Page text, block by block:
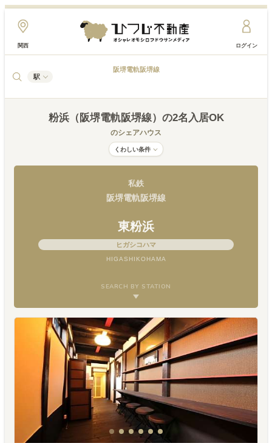
関西 ログイン
駅
阪堺電軌阪堺線
粉浜（阪堺電軌阪堺線） の2名入居OK
のシェアハウス
くわしい条件
私鉄
阪堺電軌阪堺線
東粉浜
ヒガシコハマ
HIGASHIKOHAMA
SEARCH BY STATION